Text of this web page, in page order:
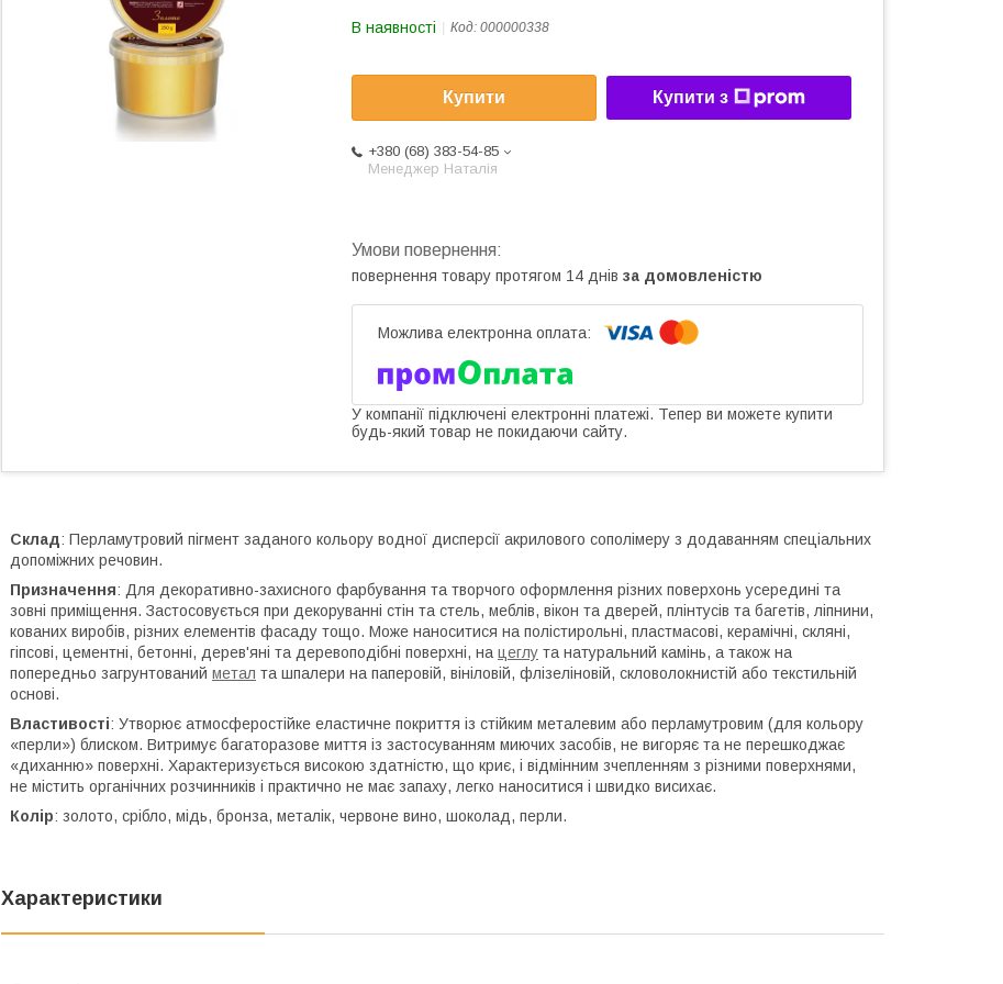
В наявності Код: 000000338
Купити Купити з
+380 (68) 383-54-85
Менеджер Наталія
повернення товару протягом 14 днів за домовленістю
У компанії підключені електронні платежі. Тепер ви можете купити
будь-який товар не покидаючи сайту.
Склад: Перламутровий пігмент заданого кольору водної дисперсії акрилового сополімеру з додаванням спеціальних
допоміжних речовин.
Призначення: Для декоративно-захисного фарбування та творчого оформлення різних поверхонь усередині та
зовні приміщення. Застосовується при декоруванні стін та стель, меблів, вікон та дверей, плінтусів та багетів, ліпнини,
кованих виробів, різних елементів фасаду тощо. Може наноситися на полістирольні, пластмасові, керамічні, скляні,
гіпсові, цементні, бетонні, дерев'яні та деревоподібні поверхні, на цеглу та натуральний камінь, а також на
попередньо загрунтований метал та шпалери на паперовій, вініловій, флізеліновій, скловолокнистій або текстильній
основі.
Властивості: Утворює атмосферостійке еластичне покриття із стійким металевим або перламутровим (для кольору
«перли») блиском. Витримує багаторазове миття із застосуванням миючих засобів, не вигоряє та не перешкоджає
«диханню» поверхні. Характеризується високою здатністю, що криє, і відмінним зчепленням з різними поверхнями,
не містить органічних розчинників і практично не має запаху, легко наноситися і швидко висихає.
Колір: золото, срібло, мідь, бронза, металік, червоне вино, шоколад, перли.
Характеристики